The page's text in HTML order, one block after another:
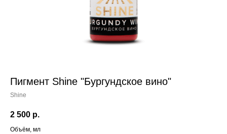
Пигмент Shine "Бургундское вино"
Shine
2 500 р.
Объём, мл